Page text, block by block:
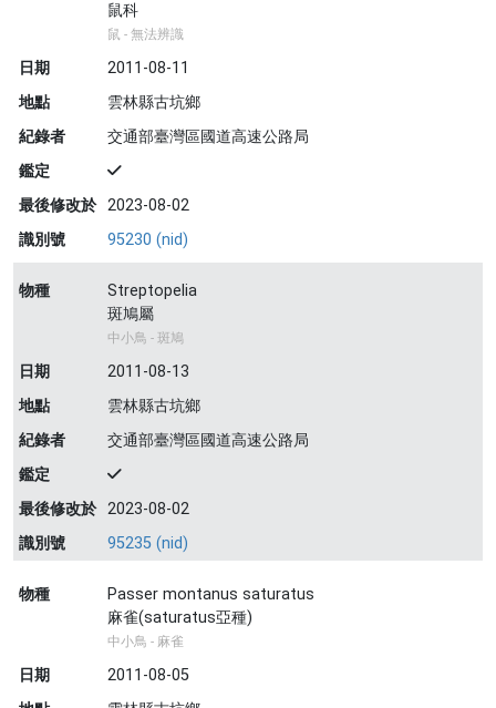
鼠科
鼠 - 無法辨識
日期
2011-08-11
地點
雲林縣古坑鄉
紀錄者
交通部臺灣區國道高速公路局
鑑定
最後修改於 2023-08-02
識別號
95230 (nid)
物種
Streptopelia
斑鳩屬
中小鳥 - 斑鳩
日期
2011-08-13
地點
雲林縣古坑鄉
紀錄者
交通部臺灣區國道高速公路局
鑑定
最後修改於 2023-08-02
識別號
95235 (nid)
物種
Passer montanus saturatus
麻雀(saturatus亞種)
中小鳥 - 麻雀
日期
2011-08-05